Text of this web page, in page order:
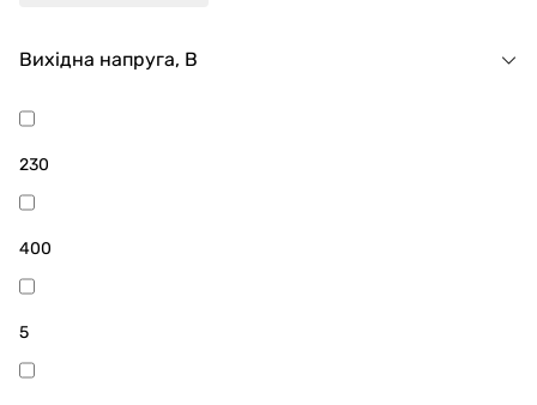
Вихідна напруга, В
230
400
5